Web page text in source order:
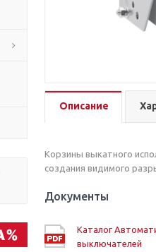
Описание
Корзины выкатного
создания видимого
Документы
Каталог
выключателей